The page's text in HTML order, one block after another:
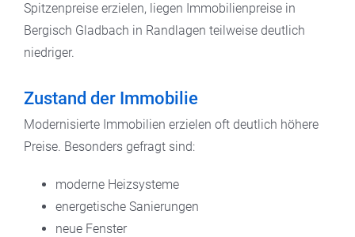
Spitzenpreise erzielen, liegen Immobilienpreise in
Bergisch Gladbach in Randlagen teilweise deutlich
niedriger.
Zustand der Immobilie
Modernisierte Immobilien erzielen oft deutlich höhere
Preise. Besonders gefragt sind:
moderne Heizsysteme
energetische Sanierungen
neue Fenster